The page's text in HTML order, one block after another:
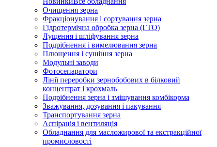
Очищення зерна
Фракціонування і сортування зерна
Гідротермічна обробка зерна (ГТО)
Лущення і шліфування зерна
Подрібнення і вимелювання зерна
Плющення і сушіння зерна
Модульні заводи
Фотосепаратори
Лінії переробки зернобобових в білковий
концентрат і крохмаль
Подрібнення зерна і змішування комбікорма
Зважування, дозування і пакування
Транспортування зерна
Аспірація і вентиляція
Обладнання для масложирової та екстракційної
промисловості